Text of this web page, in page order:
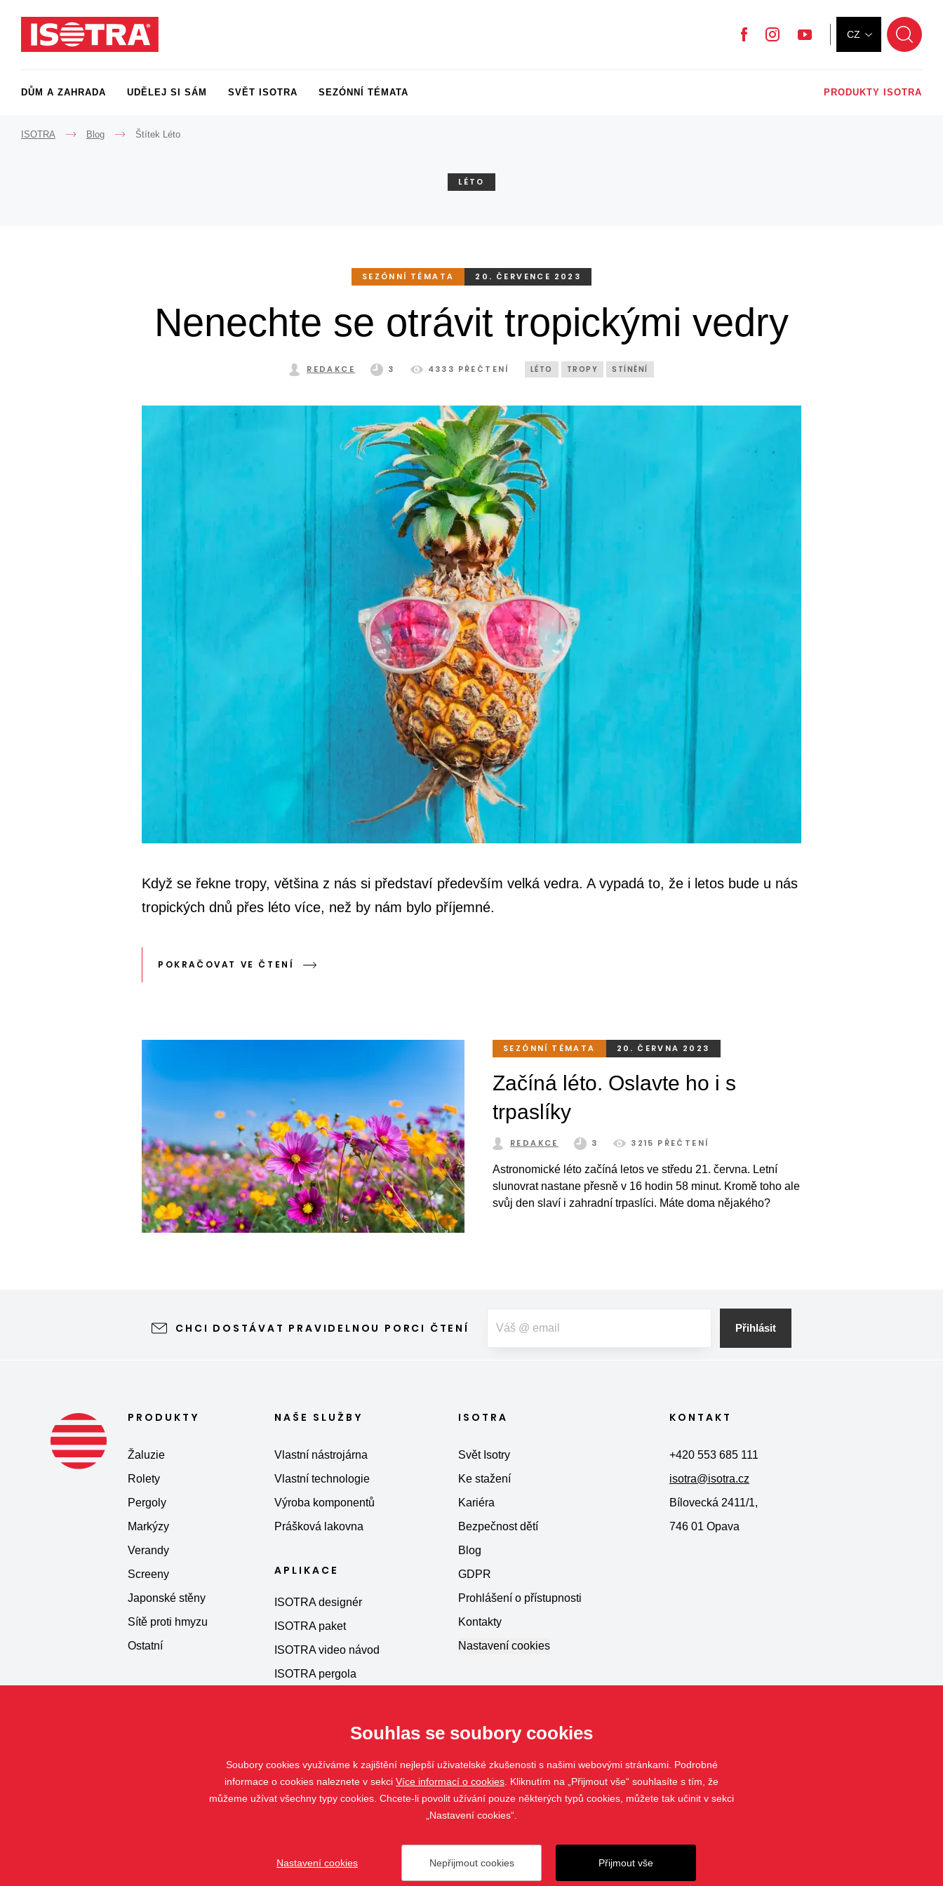
CZ
YouTube
Instagram
Facebook
DŮM A ZAHRADA UDĚLEJ SI SÁM SVĚT ISOTRA SEZÓNNÍ TÉMATA PRODUKTY ISOTRA
ISOTRA
->
Blog
->
Štítek Léto
LÉTO
SEZÓNNÍ TÉMATA 20. ČERVENCE 2023
Nenechte se otrávit tropickými vedry
REDAKCE 3 4333 PŘEČTENÍ LÉTO TROPY STÍNĚNÍ
Když se řekne tropy, většina z nás si představí především velká vedra. A vypadá to, že i letos bude u nás
tropických dnů přes léto více, než by nám bylo příjemné.
POKRAČOVAT VE ČTENÍ
SEZÓNNÍ TÉMATA 20. ČERVNA 2023
Začíná léto. Oslavte ho i s
trpaslíky
REDAKCE 3 3215 PŘEČTENÍ
Astronomické léto začíná letos ve středu 21. června. Letní
slunovrat nastane přesně v 16 hodin 58 minut. Kromě toho ale
svůj den slaví i zahradní trpaslíci. Máte doma nějakého?
CHCI DOSTÁVAT PRAVIDELNOU PORCI ČTENÍ Přihlásit
PRODUKTY
Žaluzie
Rolety
Pergoly
Markýzy
Verandy
Screeny
Japonské stěny
Sítě proti hmyzu
Ostatní
NAŠE SLUŽBY
Vlastní nástrojárna
Vlastní technologie
Výroba komponentů
Prášková lakovna
APLIKACE
ISOTRA designér
ISOTRA paket
ISOTRA video návod
ISOTRA pergola
ISOTRA
Svět Isotry
Ke stažení
Kariéra
Bezpečnost dětí
Blog
GDPR
Prohlášení o přístupnosti
Kontakty
Nastavení cookies
KONTAKT
+420 553 685 111
isotra@isotra.cz
Bílovecká 2411/1,
746 01 Opava
Souhlas se soubory cookies
Soubory cookies využíváme k zajištění nejlepší uživatelské zkušenosti s našimi webovými stránkami. Podrobné
informace o cookies naleznete v sekci Více informací o cookies . Kliknutím na „Přijmout vše“ souhlasíte s tím, že
můžeme užívat všechny typy cookies. Chcete-li povolit užívání pouze některých typů cookies, můžete tak učinit v sekci
„Nastavení cookies“.
Přijmout vše
Nepřijmout cookies
Nastavení cookies